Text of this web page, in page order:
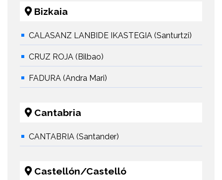
Bizkaia
CALASANZ LANBIDE IKASTEGIA (Santurtzi)
CRUZ ROJA (Bilbao)
FADURA (Andra Mari)
Cantabria
CANTABRIA (Santander)
Castellón/Castelló